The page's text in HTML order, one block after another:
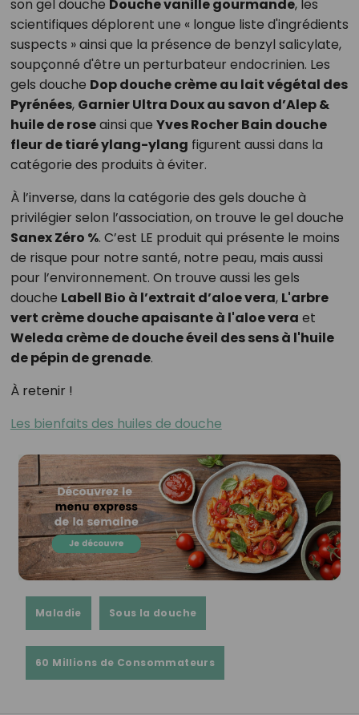
son gel douche Douche vanille gourmande, les
scientifiques déplorent une « longue liste d'ingrédients
suspects » ainsi que la présence de benzyl salicylate,
soupçonné d'être un perturbateur endocrinien. Les
gels douche Dop douche crème au lait végétal des
Pyrénées, Garnier Ultra Doux au savon d’Alep &
huile de roseainsi que Yves Rocher Bain douche
fleur de tiaré ylang-ylang figurent aussi dans la
catégorie des produits à éviter.
À l’inverse, dans la catégorie des gels douche à
privilégier selon l’association, on trouve le gel douche
Sanex Zéro %. C’est LE produit qui présente le moins
de risque pour notre santé, notre peau, mais aussi
pour l’environnement. On trouve aussi les gels
douche Labell Bio à l’extrait d’aloe vera, L'arbre
vert crème douche apaisante à l'aloe vera et
Weleda crème de douche éveil des sens à l'huile
de pépin de grenade.
À retenir !
Les bienfaits des huiles de douche
Maladie Sous la douche
60 Millions de Consommateurs